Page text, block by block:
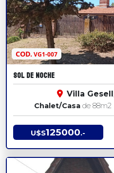
COD.VG1-007
SOL DE NOCHE
Villa Gesell
Chalet/Casa de 88m2
U$S125000.-